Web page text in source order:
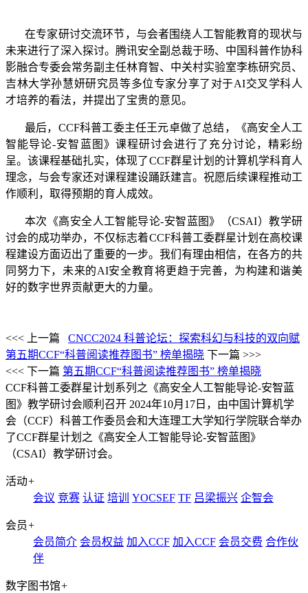
在专家研讨交流环节，与会者围绕人工智能教育的现状与
未来进行了深入探讨。腾讯安全副总裁于旸、中国科普作协科
影融合专委会常务副主任林育智、中关村实验室李栋研究员、
吉林大学孙慧妍研究员等多位专家分享了对于AI交叉学科人
才培养的看法，并提出了宝贵的意见。
最后，CCF科普工委主任王元卓做了总结，《高安全人工
智能导论-安智蓝图》课程研讨会进行了充分讨论， 精彩纷
呈。该课程基础扎实，体现了CCF群星计划的计算机学科育人
理念，与会专家还对课程建设踊跃建言。祝愿后续课程推动工
作顺利，取得预期的育人成效。
本次《高安全人工智能导论-安智蓝图》（CSAI）教学研
讨会的成功举办，不仅标志着CCF科普工委群星计划在高校课
程建设方面迈出了重要的一步。我们有理由相信，在各方的共
同努力下，未来的AI安全教育将更趋于完善，为构建和谐美
好的数字世界贡献更大的力量。
<<< 上一篇
CNCC2024 科普论坛：探索科幻与科技的双向赋
第五期CCF“科普阅读推荐图书” 榜单揭晓 下一篇 >>>
<<< 下一篇 第五期CCF“科普阅读推荐图书” 榜单揭晓
CCF科普工委群星计划系列之《高安全人工智能导论-安智蓝
图》教学研讨会顺利召开 2024年10月17日，由中国计算机学
会（CCF）科普工作委员会和大连理工大学知行学院联合举办
了CCF群星计划之《高安全人工智能导论-安智蓝图》
（CSAI）教学研讨会。
活动+
会议 竞赛 认证 培训 YOCSEF TF 吕梁振兴 企智会
会员+
会员简介 会员权益 加入CCF 加入CCF 会员交费 合作伙
伴
数字图书馆+